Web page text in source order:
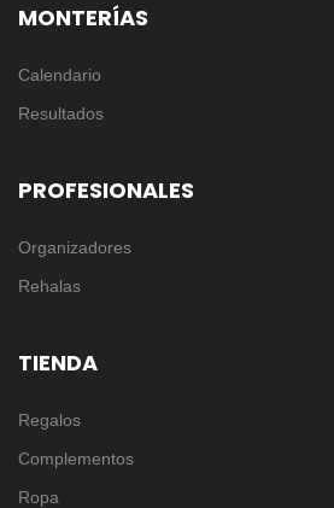
MONTERÍAS
Calendario
Resultados
PROFESIONALES
Organizadores
Rehalas
TIENDA
Regalos
Complementos
Ropa